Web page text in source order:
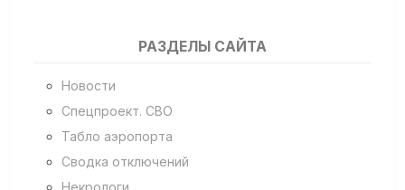
РАЗДЕЛЫ САЙТА
Новости
Спецпроект. СВО
Табло аэропорта
Сводка отключений
Некрологи